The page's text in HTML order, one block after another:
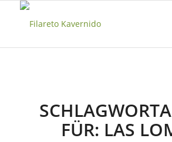
FÜR: LAS